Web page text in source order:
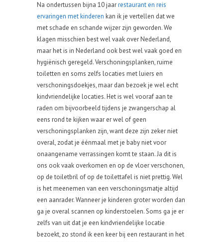
Na ondertussen bijna 10 jaarrestaurant en reis
ervaringen met kinderen kan ik je vertellen dat we
met schade en schande wijzer zijn geworden. We
klagen misschien best wel vaak over Nederland,
maar het is in Nederland ook best wel vaak goed en
hygiënisch geregeld. Verschoningsplanken, ruime
toiletten en soms zelfs locaties met luiers en
verschoningsdoekjes, maar dan bezoek je wel echt
kindvriendelijke locaties. Het is wel vooraf aan te
raden om bijvoorbeeld tijdens je zwangerschap al
eens rond te kijken waar er wel of geen
verschoningsplanken zijn, want deze zijn zeker niet
overal, zodat je éénmaal met je baby niet voor
onaangename verrassingen komt te staan. Ja dit is
ons ook vaak overkomen en op de vloer verschonen,
op de toiletbril of op de toilettafel is niet prettig. Wel
is het meenemen van een verschoningsmatje altijd
een aanrader. Wanneer je kinderen groter worden dan
ga je overal scannen op kinderstoelen. Soms ga je er
zelfs van uit dat je een kindvriendelijke locatie
bezoekt, zo stond ik een keer bij een restaurant in het